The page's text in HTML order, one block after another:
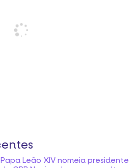
Papa Leão XIV nomeia presidente